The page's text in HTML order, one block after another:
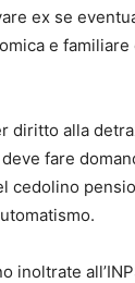
ex se
e familiare
diritto alla
fare
cedolino
inoltrate